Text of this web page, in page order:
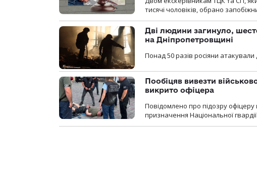
тисячі чоловіків, обрано
Дві людини загинуло,
на Дніпропетровщині
Понад 50 разів росіяни
Пообіцяв вивезти
викрито офіцера
Повідомлено про підозру
призначення Національної